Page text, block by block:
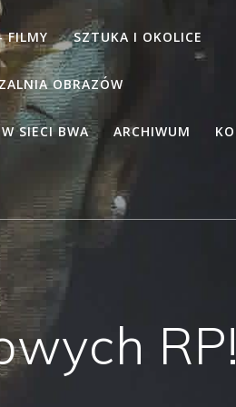
FILMY SZTUKA I OKOLICE
OBRAZÓW
W SIECI BWA ARCHIWUM